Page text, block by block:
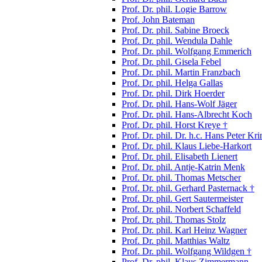
Prof. Dr. phil. Logie Barrow
Prof. John Bateman
Prof. Dr. phil. Sabine Broeck
Prof. Dr. phil. Wendula Dahle
Prof. Dr. phil. Wolfgang Emmerich
Prof. Dr. phil. Gisela Febel
Prof. Dr. phil. Martin Franzbach
Prof. Dr. phil. Helga Gallas
Prof. Dr. phil. Dirk Hoerder
Prof. Dr. phil. Hans-Wolf Jäger
Prof. Dr. phil. Hans-Albrecht Koch
Prof. Dr. phil. Horst Kreye †
Prof. Dr. phil. Dr. h.c. Hans Peter
Prof. Dr. phil. Klaus Liebe-Harkort
Prof. Dr. phil. Elisabeth Lienert
Prof. Dr. phil. Antje-Katrin Menk
Prof. Dr. phil. Thomas Metscher
Prof. Dr. phil. Gerhard Pasternack †
Prof. Dr. phil. Gert Sautermeister
Prof. Dr. phil. Norbert Schaffeld
Prof. Dr. phil. Thomas Stolz
Prof. Dr. phil. Karl Heinz Wagner
Prof. Dr. phil. Matthias Waltz
Prof. Dr. phil. Wolfgang Wildgen †